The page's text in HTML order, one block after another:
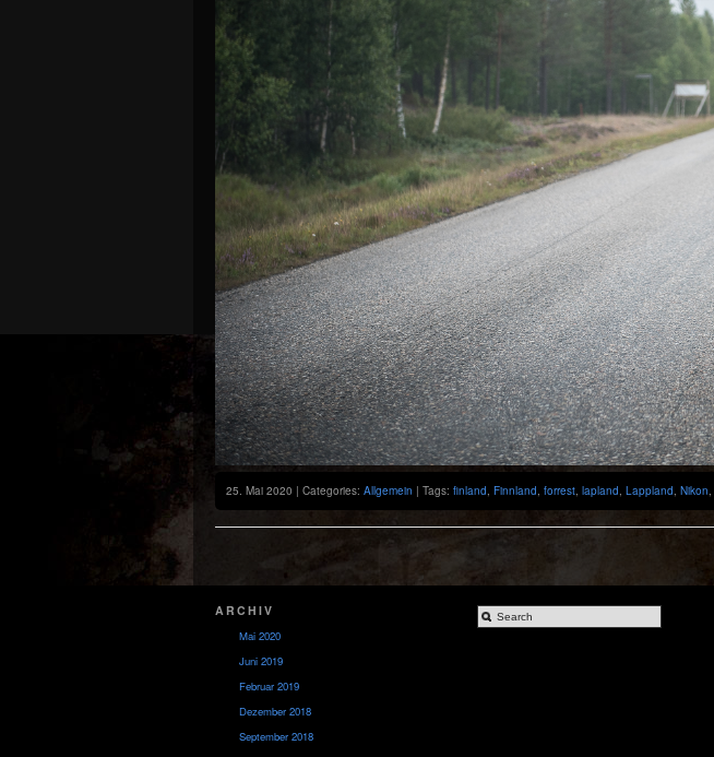
25. Mai 2020 | Categories: Allgemein | Tags: finland, Finnland, forrest, lapland, Lappland, Nikon,
ARCHIV
Mai 2020
Juni 2019
Februar 2019
Dezember 2018
September 2018